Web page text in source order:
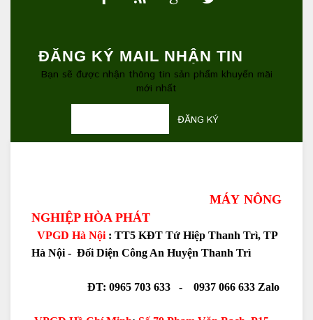
ĐĂNG KÝ MAIL NHẬN TIN
Bạn sẽ được nhận thông tin sản phẩm khuyến mãi
mới nhất
ĐĂNG KÝ
MÁY NÔNG
NGHIỆP HÒA PHÁT
VPGD Hà Nội : TT5 KĐT Tứ Hiệp Thanh Trì, TP
Hà Nội - Đối Diện Công An Huyện Thanh Trì
ĐT: 0965 703 633 - 0937 066 633 Zalo